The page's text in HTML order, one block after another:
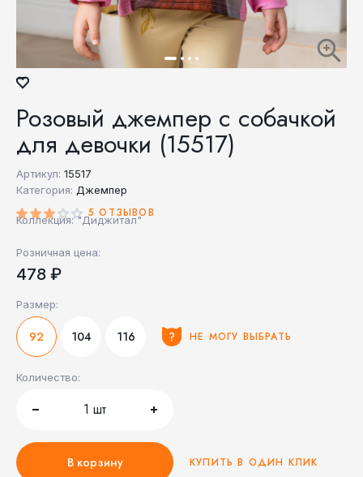
Розовый джемпер с собачкой
для девочки (15517)
Артикул: 15517
Категория: Джемпер
5 ОТЗЫВОВ
Коллекция: "Диджитал"
Розничная цена:
478 ₽
Размер:
92 104 116 НЕ МОГУ ВЫБРАТЬ
Количество:
1 шт
В корзину КУПИТЬ В ОДИН КЛИК